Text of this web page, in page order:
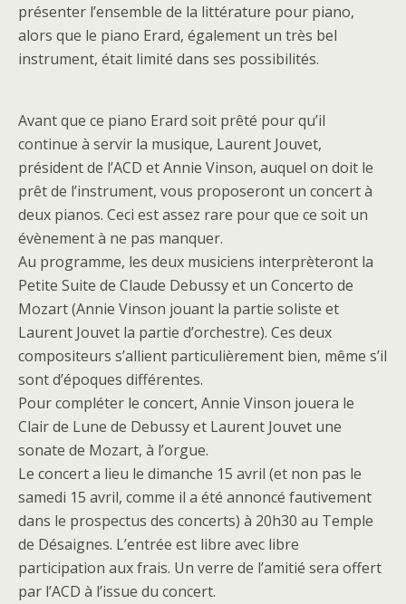
présenter l’ensemble de la littérature pour piano,
alors que le piano Erard, également un très bel
instrument, était limité dans ses possibilités.
Avant que ce piano Erard soit prêté pour qu’il
continue à servir la musique, Laurent Jouvet,
président de l’ACD et Annie Vinson, auquel on doit le
prêt de l’instrument, vous proposeront un concert à
deux pianos. Ceci est assez rare pour que ce soit un
évènement à ne pas manquer.
Au programme, les deux musiciens interprèteront la
Petite Suite de Claude Debussy et un Concerto de
Mozart (Annie Vinson jouant la partie soliste et
Laurent Jouvet la partie d’orchestre). Ces deux
compositeurs s’allient particulièrement bien, même s’il
sont d’époques différentes.
Pour compléter le concert, Annie Vinson jouera le
Clair de Lune de Debussy et Laurent Jouvet une
sonate de Mozart, à l’orgue.
Le concert a lieu le dimanche 15 avril (et non pas le
samedi 15 avril, comme il a été annoncé fautivement
dans le prospectus des concerts) à 20h30 au Temple
de Désaignes. L’entrée est libre avec libre
participation aux frais. Un verre de l’amitié sera offert
par l’ACD à l’issue du concert.